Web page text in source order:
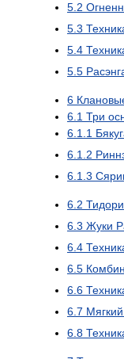
5.2
5.3
5.4
5.5
6
6.1 Три
6.1.1
6.1.2
6.1.3
6.2 Тидори
6.3 Жуки
6.4
6.5
6.6
6.7
6.8